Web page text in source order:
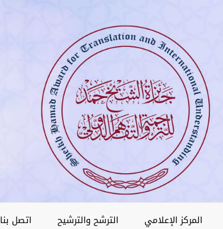
المركز الإعلامي الترشح والترشيح اتصل بنا